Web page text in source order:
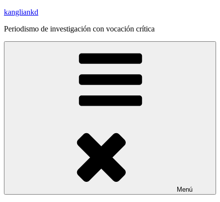
Saltar
contenido
kangliankd
Periodismo de investigación con vocación crítica
Menú